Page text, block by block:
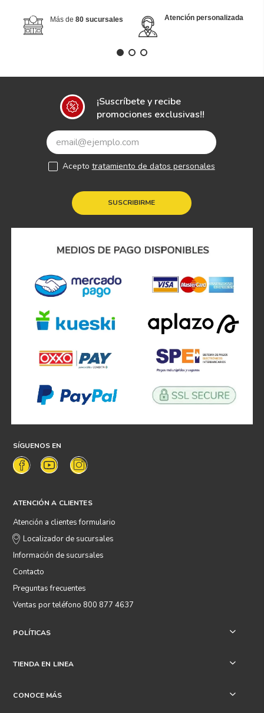
Más de 80 sucursales Atención personalizada
¡Suscríbete y recibe
promociones exclusivas!!
SUSCRIBIRME
Acepto tratamiento de datos personales
SÍGUENOS EN
ATENCIÓN A CLIENTES
Atención a clientes formulario
Localizador de sucursales
Información de sucursales
Contacto
Preguntas frecuentes
Ventas por teléfono 800 877 4637
POLÍTICAS +
TIENDA EN LINEA +
CONOCE MÁS +